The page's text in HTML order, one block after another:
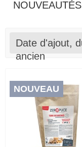
NOUVEAUTÉS
Date d'ajout,
ancien
NOUVEAU